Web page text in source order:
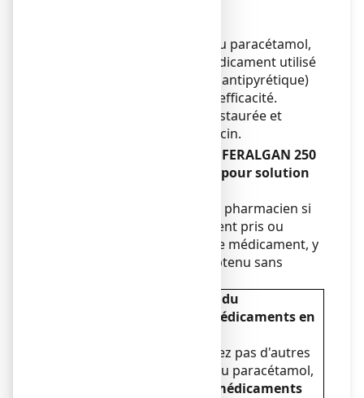
Chez un enfant traité par du paracétamol,
l'association d'un autre médicament utilisé
pour faire baisser la fièvre (antipyrétique)
n’est justifiée qu’en cas d’inefficacité.
L’association ne doit être instaurée et
surveillée que par un médecin.
EFFERALGAN 250
mg, poudre effervescente pour solution
Informez votre médecin ou pharmacien si
vous prenez, avez récemment pris ou
pourriez prendre tout autre médicament, y
compris un médicament obtenu sans
Ce médicament contient du
paracétamol. D'autres médicaments en
que vous ne prenez pas d'autres
médicaments contenant du paracétamol,
y compris si ce sont des médicaments